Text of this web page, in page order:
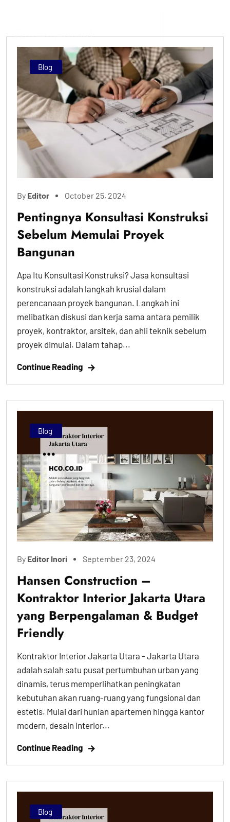
Blog
By Editor October 25, 2024
Pentingnya Konsultasi Konstruksi
Sebelum Memulai Proyek
Bangunan
Apa Itu Konsultasi Konstruksi? Jasa konsultasi
konstruksi adalah langkah krusial dalam
perencanaan proyek bangunan. Langkah ini
melibatkan diskusi dan kerja sama antara pemilik
proyek, kontraktor, arsitek, dan ahli teknik sebelum
proyek dimulai. Dalam tahap...
Continue Reading
Blog
By Editor Inori September 23, 2024
Hansen Construction –
Kontraktor Interior Jakarta Utara
yang Berpengalaman & Budget
Friendly
Kontraktor Interior Jakarta Utara - Jakarta Utara
adalah salah satu pusat pertumbuhan urban yang
dinamis, terus memperlihatkan peningkatan
kebutuhan akan ruang-ruang yang fungsional dan
estetis. Mulai dari hunian apartemen hingga kantor
modern, desain interior...
Continue Reading
Blog